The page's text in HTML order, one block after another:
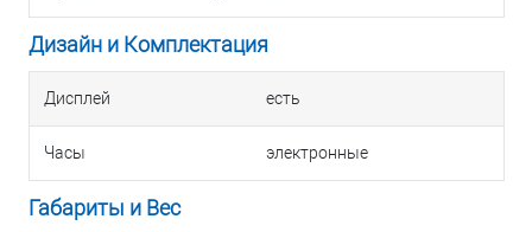
Дизайн и Комплектация
Дисплей есть
Часы электронные
Габариты и Вес